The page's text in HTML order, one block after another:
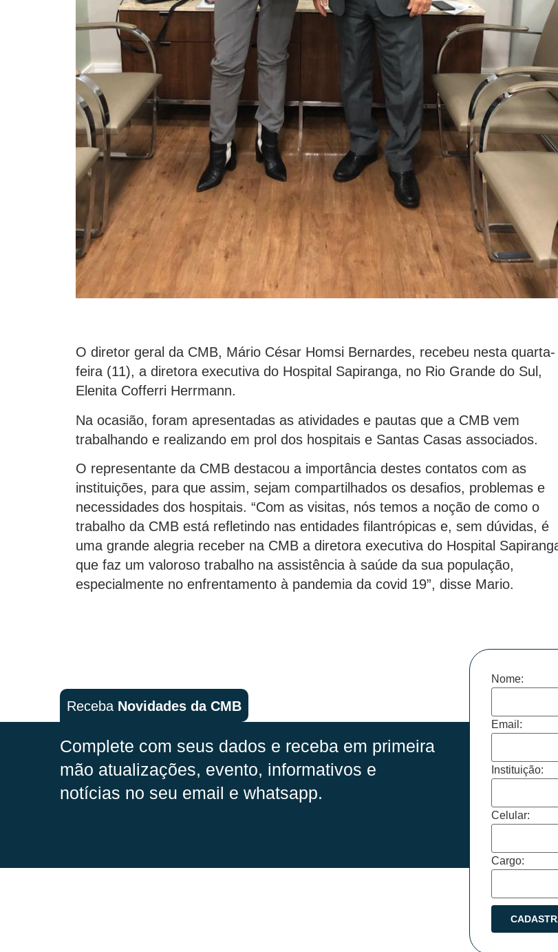
O diretor geral da CMB, Mário César Homsi Bernardes, recebeu nesta quarta-
feira (11), a diretora executiva do Hospital Sapiranga, no Rio Grande do Sul,
Elenita Cofferri Herrmann.
Na ocasião, foram apresentadas as atividades e pautas que a CMB vem
trabalhando e realizando em prol dos hospitais e Santas Casas associados.
O representante da CMB destacou a importância destes contatos com as
instituições, para que assim, sejam compartilhados os desafios, problemas e
necessidades dos hospitais. “Com as visitas, nós temos a noção de como o
trabalho da CMB está refletindo nas entidades filantrópicas e, sem dúvidas, é
uma grande alegria receber na CMB a diretora executiva do Hospital
que faz um valoroso trabalho na assistência à saúde da sua população,
especialmente no enfrentamento à pandemia da covid 19”, disse Mario.
Receba Novidades da CMB
Complete com seus dados e receba em primeira
mão atualizações, evento, informativos e
notícias no seu email e whatsapp.
Nome:
Email:
Instituição:
Celular:
Cargo: